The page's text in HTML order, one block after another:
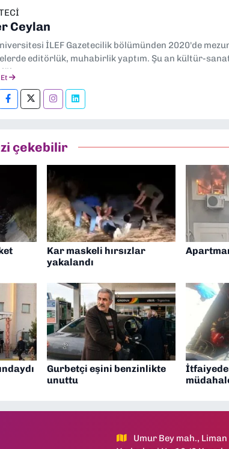
Ceylan
İLEF Gazetecilik bölümünden 2020'de
editörlük, muhabirlik yaptım. Şu an kültür-
yapıyorum.
çekebilir
Kar maskeli hırsızlar
yakalandı
Gurbetçi eşini benzinlikte
unuttu
Umur Bey mah., Liman